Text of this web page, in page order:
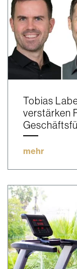
Tobias
verstärken
mehr